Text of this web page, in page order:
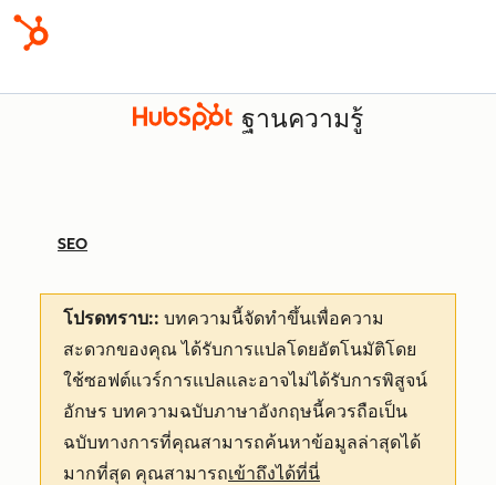
ฐานความรู้
SEO
โปรดทราบ:: บทความนี้จัดทำขึ้นเพื่อความ
สะดวกของคุณได้รับการแปลโดยอัตโนมัติโดย
ใช้ซอฟต์แวร์การแปลและอาจไม่ได้รับการพิสูจน์
อักษร บทความฉบับภาษาอังกฤษนี้ควรถือเป็น
ฉบับทางการที่คุณสามารถค้นหาข้อมูลล่าสุดได้
มากที่สุด คุณสามารถเข้าถึงได้ที่นี่